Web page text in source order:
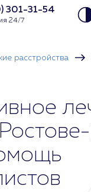
301-31-54
24/7
расстройства